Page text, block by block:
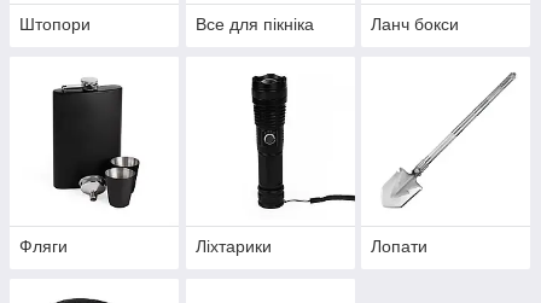
Штопори Все для пікніка Ланч бокси
Фляги Ліхтарики Лопати